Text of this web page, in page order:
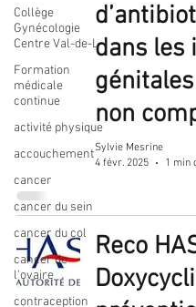
Collège
Gynécologie
Centre Val-de-L
Formation
médicale
continue
activité physique
accouchement
cancer
cancer du sein
cancer du col
cancer de
l'ovaire
contraception
dans les
non
Sylvie Mesrine
4 févr. 2025
1 min
Reco